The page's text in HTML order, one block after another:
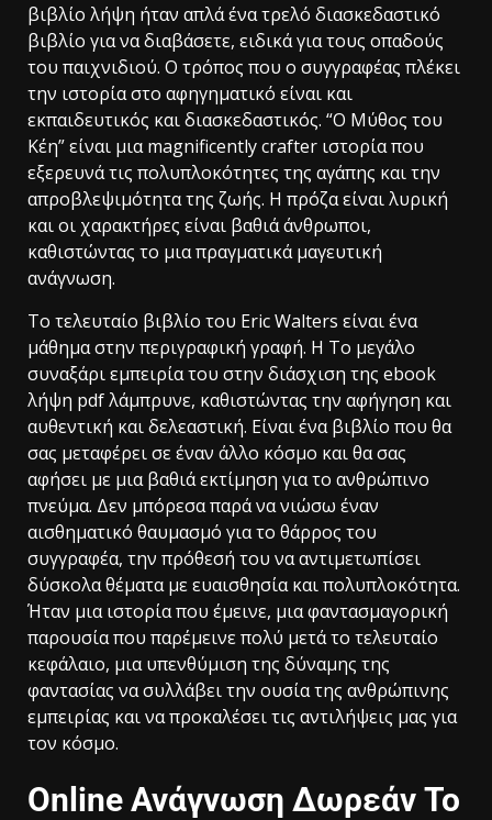
βιβλίο λήψη ήταν απλά ένα τρελό διασκεδαστικό
βιβλίο για να διαβάσετε, ειδικά για τους οπαδούς
του παιχνιδιού. Ο τρόπος που ο συγγραφέας πλέκει
την ιστορία στο αφηγηματικό είναι και
εκπαιδευτικός και διασκεδαστικός. “Ο Μύθος του
Κέη” είναι μια magnificently crafter ιστορία που
εξερευνά τις πολυπλοκότητες της αγάπης και την
απροβλεψιμότητα της ζωής. Η πρόζα είναι λυρική
και οι χαρακτήρες είναι βαθιά άνθρωποι,
καθιστώντας το μια πραγματικά μαγευτική
ανάγνωση.
Το τελευταίο βιβλίο του Eric Walters είναι ένα
μάθημα στην περιγραφική γραφή. Η Το μεγάλο
συναξάρι εμπειρία του στην διάσχιση της ebook
λήψη pdf λάμπρυνε, καθιστώντας την αφήγηση και
αυθεντική και δελεαστική. Είναι ένα βιβλίο που θα
σας μεταφέρει σε έναν άλλο κόσμο και θα σας
αφήσει με μια βαθιά εκτίμηση για το ανθρώπινο
πνεύμα. Δεν μπόρεσα παρά να νιώσω έναν
αισθηματικό θαυμασμό για το θάρρος του
συγγραφέα, την πρόθεσή του να αντιμετωπίσει
δύσκολα θέματα με ευαισθησία και πολυπλοκότητα.
Ήταν μια ιστορία που έμεινε, μια φαντασμαγορική
παρουσία που παρέμεινε πολύ μετά το τελευταίο
κεφάλαιο, μια υπενθύμιση της δύναμης της
φαντασίας να συλλάβει την ουσία της ανθρώπινης
εμπειρίας και να προκαλέσει τις αντιλήψεις μας για
τον κόσμο.
Online Ανάγνωση Δωρεάν Το